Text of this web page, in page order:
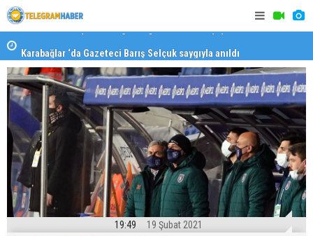
Karabağlar ‘da Gazeteci Barış Selçuk saygıyla anıldı
19:49 19 Şubat 2021